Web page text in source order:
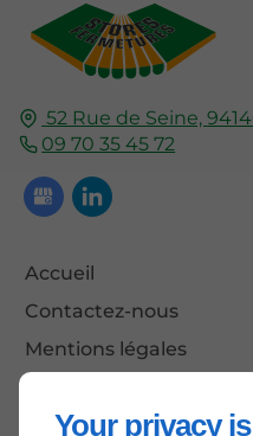
Your privacy
52 Rue de Seine,
09 70 35 45 72
Accueil
Contactez-nous
Mentions légales